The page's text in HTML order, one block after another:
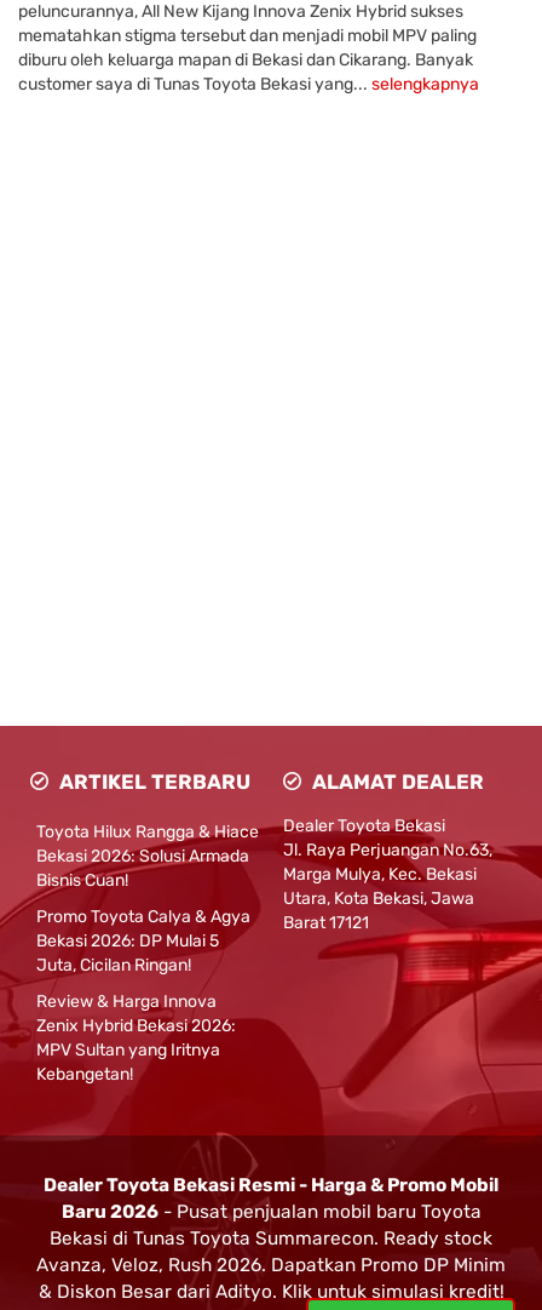
peluncurannya, All New Kijang Innova Zenix Hybrid sukses
mematahkan stigma tersebut dan menjadi mobil MPV paling
diburu oleh keluarga mapan di Bekasi dan Cikarang. Banyak
customer saya di Tunas Toyota Bekasi yang... selengkapnya
ARTIKEL TERBARU
Toyota Hilux Rangga & Hiace
Bekasi 2026: Solusi Armada
Bisnis Cuan!
Promo Toyota Calya & Agya
Bekasi 2026: DP Mulai 5
Juta, Cicilan Ringan!
Review & Harga Innova
Zenix Hybrid Bekasi 2026:
MPV Sultan yang Iritnya
Kebangetan!
ALAMAT DEALER
Dealer Toyota Bekasi
Jl. Raya Perjuangan No.63,
Marga Mulya, Kec. Bekasi
Utara, Kota Bekasi, Jawa
Barat 17121
Dealer Toyota Bekasi Resmi - Harga & Promo Mobil
Baru 2026- Pusat penjualan mobil baru Toyota
Bekasi di Tunas Toyota Summarecon. Ready stock
Avanza, Veloz, Rush 2026. Dapatkan Promo DP Minim
& Diskon Besar dari Adityo. Klik untuk simulasi kredit!